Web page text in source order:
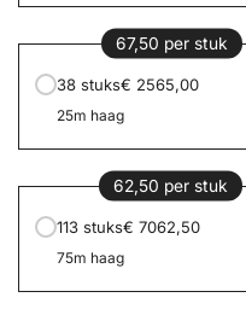
67,50 per stuk
38 stuks€ 2565,00
25m haag
62,50 per stuk
113 stuks€ 7062,50
75m haag